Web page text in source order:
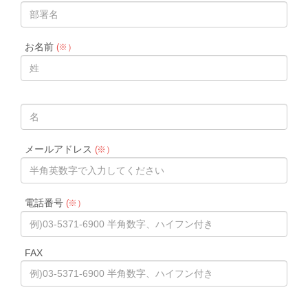
お名前(※）
メールアドレス (※）
電話番号(※）
FAX